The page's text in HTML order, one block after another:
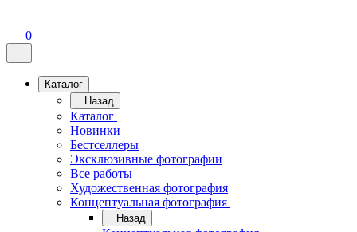
0
Каталог
Назад
Каталог
Новинки
Бестселлеры
Эксклюзивные фотографии
Все работы
Художественная фотография
Концептуальная фотография
Назад